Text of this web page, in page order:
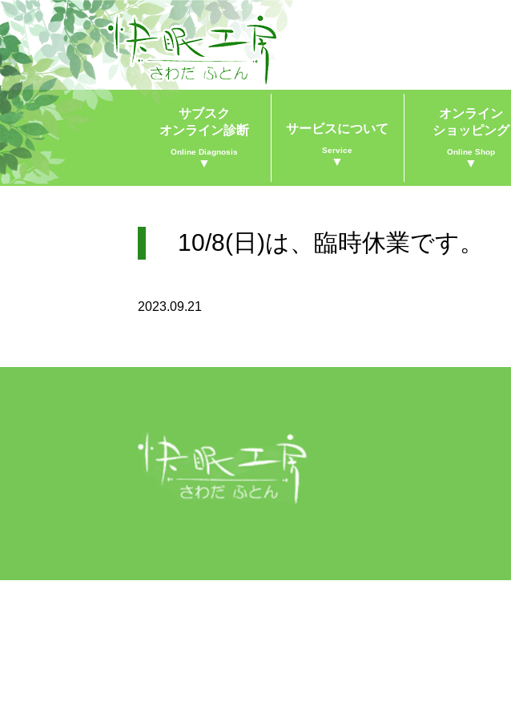
サブスク
オンライン診断
Online Diagnosis
▼
サービスについて
Service
▼
オンライン
ショッピング
Online Shop
▼
10/8(日)は、臨時休業です。
2023.09.21